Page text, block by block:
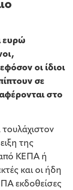
ευρώ
οι ίδιοι
σε
στο
της
από ΚΕΠΑ ή
και οι ήδη
εκδοθείσες